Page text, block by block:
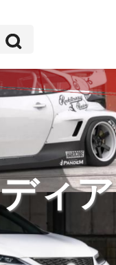
ィア